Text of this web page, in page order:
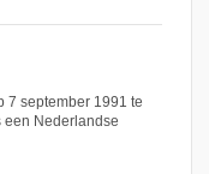
7 september 1991 te
een Nederlandse